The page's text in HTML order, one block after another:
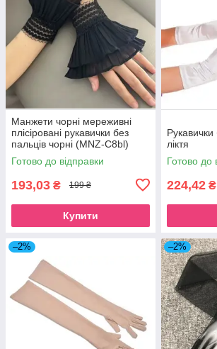
Манжети чорні мереживні
плісіровані рукавички без
пальців чорні (MNZ-C8bl)
Готово до відправки
193,03 ₴ 199 ₴
Купити
Рукавички
ліктя
Готово до
224,42 ₴
–2% –2%